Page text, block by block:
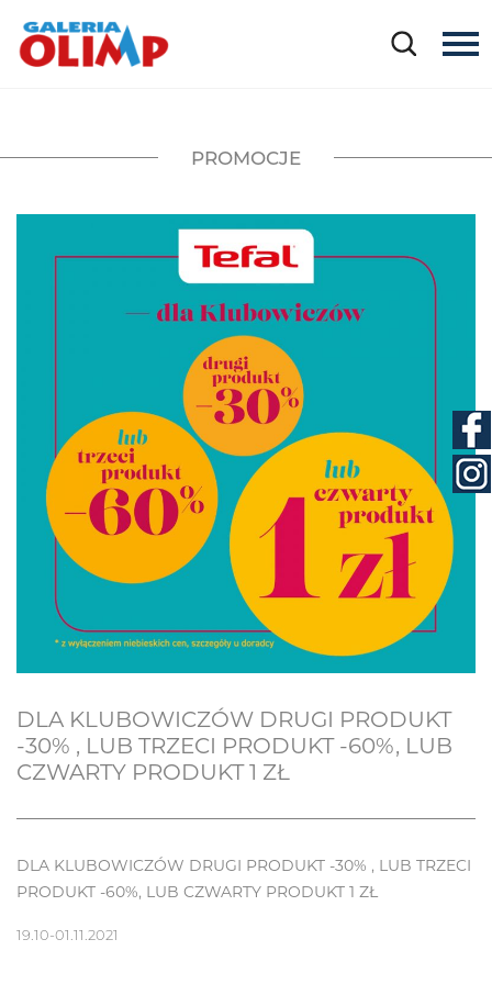
PROMOCJE
DLA KLUBOWICZÓW DRUGI PRODUKT
-30% , LUB TRZECI PRODUKT -60%, LUB
CZWARTY PRODUKT 1 ZŁ
DLA KLUBOWICZÓW DRUGI PRODUKT -30% , LUB TRZECI
PRODUKT -60%, LUB CZWARTY PRODUKT 1 ZŁ
19.10-01.11.2021